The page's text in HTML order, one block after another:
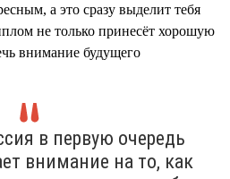
а это сразу выделит тебя
не только принесёт хорошую
внимание будущего
в первую очередь
внимание на то, как